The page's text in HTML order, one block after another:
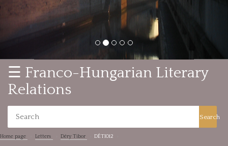
☰ Franco-Hungarian Literary
Relations
Search
Home page Letters Déry Tibor DÉTI012